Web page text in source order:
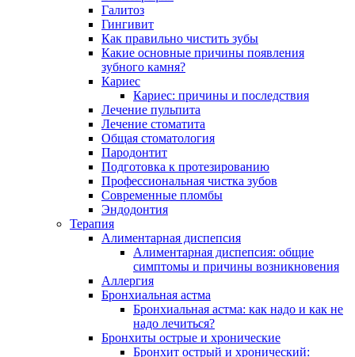
Галитоз
Гингивит
Как правильно чистить зубы
Какие основные причины появления
зубного камня?
Кариес
Кариес: причины и последствия
Лечение пульпита
Лечение стоматита
Общая стоматология
Пародонтит
Подготовка к протезированию
Профессиональная чистка зубов
Современные пломбы
Эндодонтия
Терапия
Алиментарная диспепсия
Алиментарная диспепсия: общие
симптомы и причины возникновения
Аллергия
Бронхиальная астма
Бронхиальная астма: как надо и как не
надо лечиться?
Бронхиты острые и хронические
Бронхит острый и хронический: